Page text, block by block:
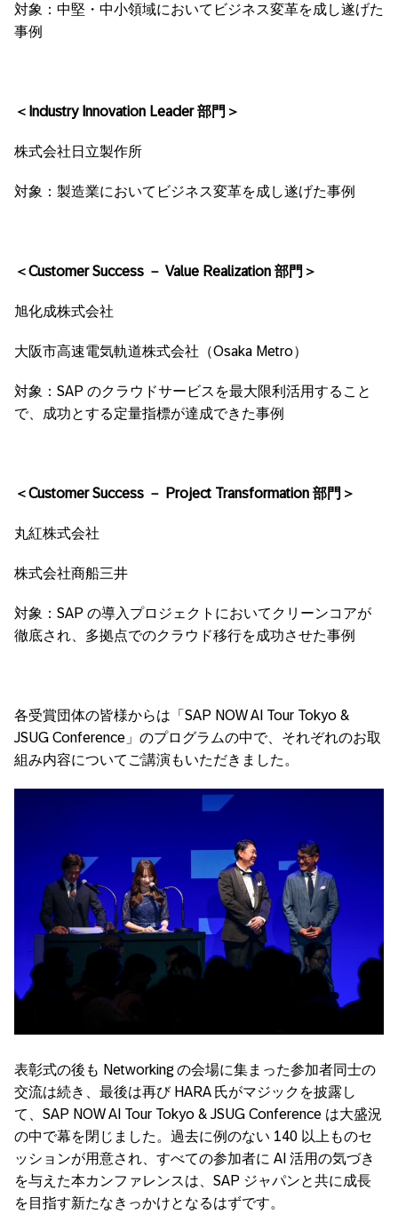
対象：中堅・中小領域においてビジネス変革を成し遂げた
事例
＜Industry Innovation Leader 部門＞
株式会社日立製作所
対象：製造業においてビジネス変革を成し遂げた事例
＜Customer Success － Value Realization 部門＞
旭化成株式会社
大阪市高速電気軌道株式会社（Osaka Metro）
対象： SAP のクラウドサービスを最大限利活用すること
で、成功とする定量指標が達成できた事例
＜Customer Success － Project Transformation 部門＞
丸紅株式会社
株式会社商船三井
対象： SAP の導入プロジェクトにおいてクリーンコアが
徹底され、多拠点でのクラウド移行を成功させた事例
各受賞団体の皆様からは 「SAP NOW AI Tour Tokyo &
JSUG Conference」 のプログラムの中で、それぞれのお取
組み内容についてご講演もいただきました。
表彰式の後も Networking の会場に集まった参加者同士の
交流は続き、最後は再び HARA 氏がマジックを披露し
て、SAP NOW AI Tour Tokyo & JSUG Conference は大盛況
の中で幕を閉じました。 過去に例のない 140 以上ものセ
ッションが用意され、すべての参加者に AI 活用の気づき
を与えた本カンファレンスは、SAP ジャパンと共に成長
を目指す新たなきっかけとなるはずです。